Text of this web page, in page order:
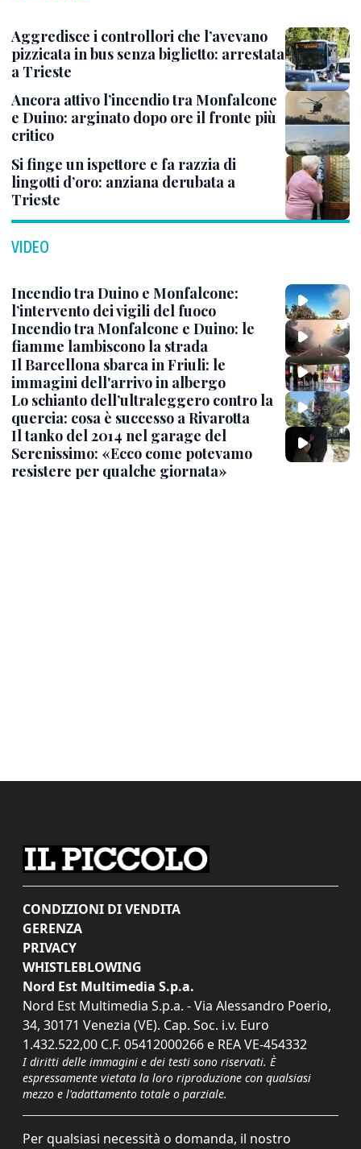
Aggredisce i controllori che l’avevano
pizzicata in bus senza biglietto: arrestata
a Trieste
Ancora attivo l’incendio tra Monfalcone
e Duino: arginato dopo ore il fronte più
critico
Si finge un ispettore e fa razzia di
lingotti d’oro: anziana derubata a
Trieste
VIDEO
Incendio tra Duino e Monfalcone:
l’intervento dei vigili del fuoco
Incendio tra Monfalcone e Duino: le
fiamme lambiscono la strada
Il Barcellona sbarca in Friuli: le
immagini dell'arrivo in albergo
Lo schianto dell’ultraleggero contro la
quercia: cosa è successo a Rivarotta
Il tanko del 2014 nel garage del
Serenissimo: «Ecco come potevamo
resistere per qualche giornata»
CONDIZIONI DI VENDITA
GERENZA
PRIVACY
WHISTLEBLOWING
Nord Est Multimedia S.p.a.
Nord Est Multimedia S.p.a. - Via Alessandro Poerio,
34, 30171 Venezia (VE). Cap. Soc. i.v. Euro
1.432.522,00 C.F. 05412000266 e REA VE-454332
I diritti delle immagini e dei testi sono riservati. È
espressamente vietata la loro riproduzione con qualsiasi
mezzo e l'adattamento totale o parziale.
Per qualsiasi necessità o domanda, il nostro